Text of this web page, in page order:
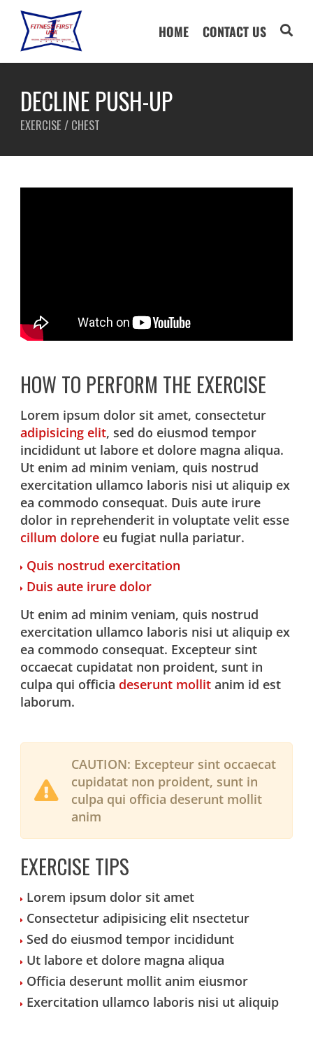
HOME CONTACT US
DECLINE PUSH-UP
EXERCISE / CHEST
HOW TO PERFORM THE EXERCISE
Lorem ipsum dolor sit amet, consectetur
adipisicing elit, sed do eiusmod tempor
incididunt ut labore et dolore magna aliqua.
Ut enim ad minim veniam, quis nostrud
exercitation ullamco laboris nisi ut aliquip ex
ea commodo consequat. Duis aute irure
dolor in reprehenderit in voluptate velit esse
cillum dolore eu fugiat nulla pariatur.
Quis nostrud exercitation
Duis aute irure dolor
Ut enim ad minim veniam, quis nostrud
exercitation ullamco laboris nisi ut aliquip ex
ea commodo consequat. Excepteur sint
occaecat cupidatat non proident, sunt in
culpa qui officia deserunt mollit anim id est
laborum.
CAUTION: Excepteur sint occaecat
cupidatat non proident, sunt in
culpa qui officia deserunt mollit
anim
EXERCISE TIPS
Lorem ipsum dolor sit amet
Consectetur adipisicing elit nsectetur
Sed do eiusmod tempor incididunt
Ut labore et dolore magna aliqua
Officia deserunt mollit anim eiusmor
Exercitation ullamco laboris nisi ut aliquip